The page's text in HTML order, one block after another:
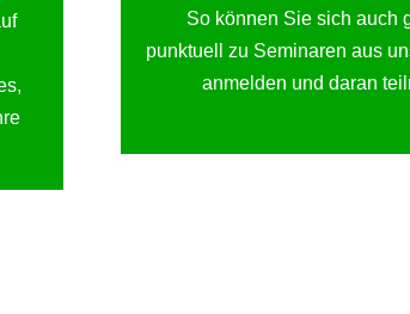
So können Sie sich auch
punktuell zu Seminaren aus
anmelden und daran